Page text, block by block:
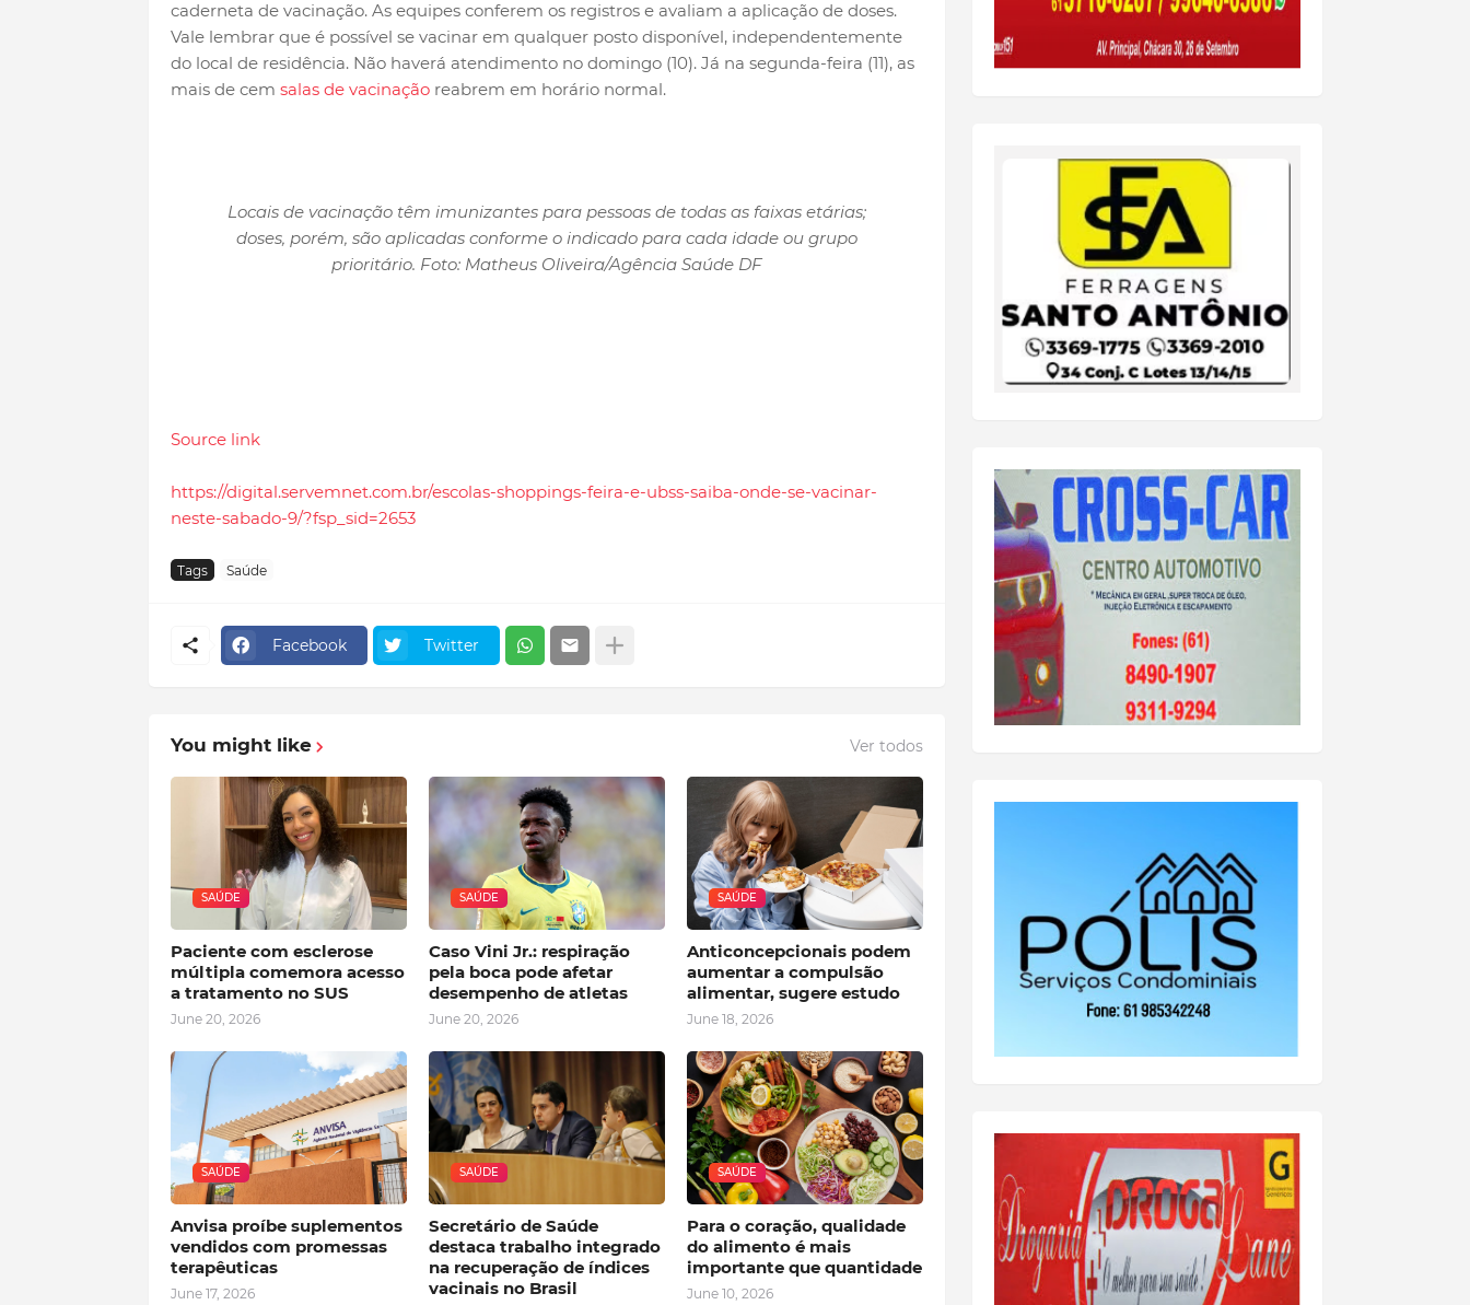
caderneta de vacinação. As equipes conferem os registros e avaliam a aplicação de doses.
Vale lembrar que é possível se vacinar em qualquer posto disponível, independentemente
do local de residência. Não haverá atendimento no domingo (10). Já na segunda-feira (11), as
mais de cem salas de vacinaçãoreabrem em horário normal.
Locais de vacinação têm imunizantes para pessoas de todas as faixas etárias;
doses, porém, são aplicadas conforme o indicado para cada idade ou grupo
prioritário. Foto: Matheus Oliveira/Agência Saúde DF
Source link
https://digital.servemnet.com.br/escolas-shoppings-feira-e-ubss-saiba-onde-se-vacinar-
neste-sabado-9/?fsp_sid=2653
Tags Saúde
Facebook Twitter
You might like Ver todos
SAÚDE
Paciente com esclerose
múltipla comemora acesso
a tratamento no SUS
June 20, 2026
SAÚDE
Caso Vini Jr.: respiração
pela boca pode afetar
desempenho de atletas
June 20, 2026
SAÚDE
Anticoncepcionais podem
aumentar a compulsão
alimentar, sugere estudo
June 18, 2026
SAÚDE
Anvisa proíbe suplementos
vendidos com promessas
terapêuticas
June 17, 2026
SAÚDE
Secretário de Saúde
destaca trabalho integrado
na recuperação de índices
vacinais no Brasil
SAÚDE
Para o coração, qualidade
do alimento é mais
importante que quantidade
June 10, 2026